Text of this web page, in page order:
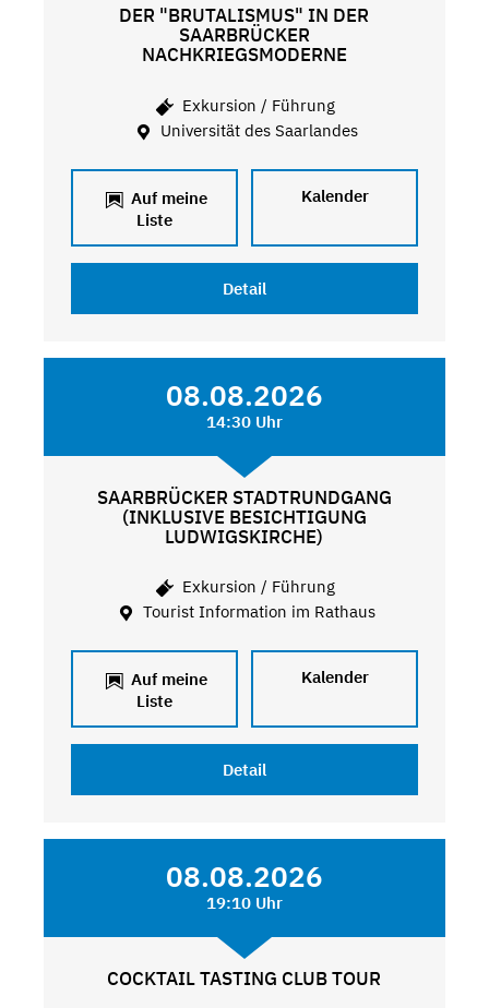
DER "BRUTALISMUS" IN DER
SAARBRÜCKER
NACHKRIEGSMODERNE
Exkursion / Führung
Universität des Saarlandes
Auf meine
Liste
Kalender
Detail
08.08.2026
14:30 Uhr
SAARBRÜCKER STADTRUNDGANG
(INKLUSIVE BESICHTIGUNG
LUDWIGSKIRCHE)
Exkursion / Führung
Tourist Information im Rathaus
Auf meine
Liste
Kalender
Detail
08.08.2026
19:10 Uhr
COCKTAIL TASTING CLUB TOUR